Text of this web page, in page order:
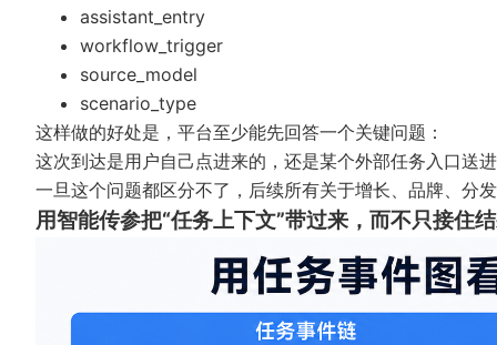
assistant_entry
workflow_trigger
source_model
scenario_type
这样做的好处是，平台至少能先回答一个关键问题：
这次到达是用户自己点进来的，还是某个外部任务入口送
一旦这个问题都区分不了，后续所有关于增长、品牌、分
用智能传参把“任务上下文”带过来，而不只接住